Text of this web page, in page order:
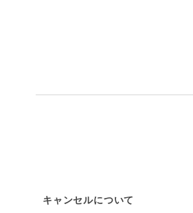
キャンセルについて